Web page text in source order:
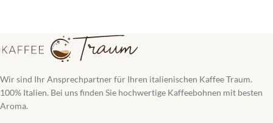
Wir sind Ihr Ansprechpartner für Ihren italienischen Kaffee Traum.
100% Italien. Bei uns finden Sie hochwertige Kaffeebohnen mit besten
Aroma.